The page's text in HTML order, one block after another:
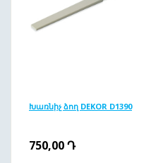
Խառնիչ ձող DEKOR D1390
750,00Դ